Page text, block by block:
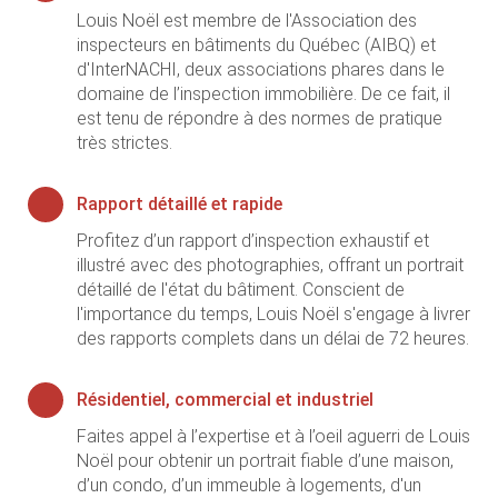
Louis Noël est membre de l'Association des
inspecteurs en bâtiments du Québec (AIBQ) et
d'InterNACHI, deux associations phares dans le
domaine de l’inspection immobilière. De ce fait, il
est tenu de répondre à des normes de pratique
très strictes.
Rapport détaillé et rapide
Profitez d’un rapport d’inspection exhaustif et
illustré avec des photographies, offrant un portrait
détaillé de l'état du bâtiment. Conscient de
l'importance du temps, Louis Noël s'engage à livrer
des rapports complets dans un délai de 72 heures.
Résidentiel, commercial et industriel
Faites appel à l’expertise et à l’oeil aguerri de Louis
Noël pour obtenir un portrait fiable d’une maison,
d’un condo, d’un immeuble à logements, d'un